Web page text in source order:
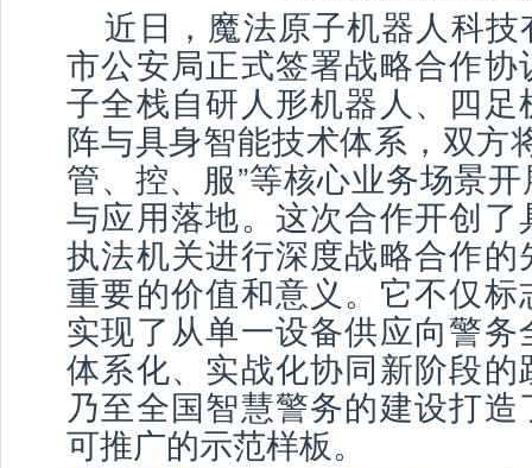
近日，魔法原子机器人科
市公安局正式签署战略合作
子全栈自研人形机器人、四
阵与具身智能技术体系，双方
管、控、服”等核心业务场景
与应用落地。这次合作开创
执法机关进行深度战略合作
重要的价值和意义。它不仅
实现了从单一设备供应向警
体系化、实战化协同新阶段
乃至全国智慧警务的建设打
可推广的示范样板。